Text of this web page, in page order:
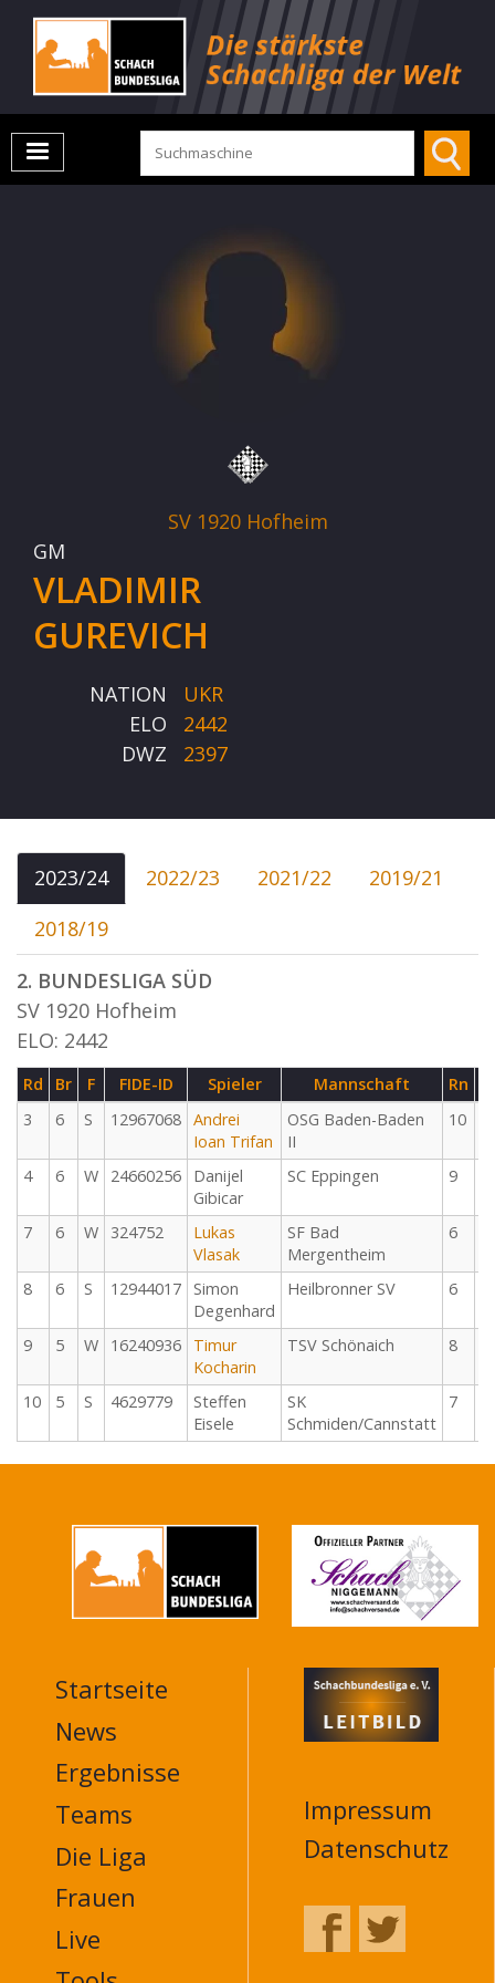
SV 1920 Hofheim
GM
VLADIMIR
GUREVICH
NATION
UKR
ELO
2442
DWZ
2397
2023/24 2022/23 2021/22
2019/21
2018/19
2. BUNDESLIGA SÜD
SV 1920 Hofheim
ELO: 2442
Rd Br F FIDE-ID Spieler Mannschaft Rn
3
6 S 12967068 Andrei
Ioan Trifan
OSG Baden-Baden
II
10
4
6 W 24660256
Danijel
Gibicar
SC Eppingen 9
7
6 W 324752
Lukas
Vlasak
SF Bad
Mergentheim
6
8
6 S 12944017
Simon
Degenhard
Heilbronner SV 6
9
5 W 16240936
Timur
Kocharin
TSV Schönaich 8
10
5 S 4629779
Steffen
Eisele
SK
Schmiden/Cannstatt
7
MAIN
NAVIGATION
FOOTER
Startseite
News
Ergebnisse
Teams
Die Liga
Frauen
Live
Impressum
Datenschutz